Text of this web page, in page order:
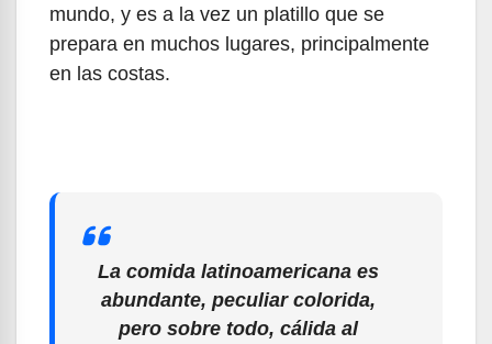
mundo, y es a la vez un platillo que se
prepara en muchos lugares, principalmente
en las costas.
La comida latinoamericana es
abundante, peculiar colorida,
pero sobre todo, cálida al